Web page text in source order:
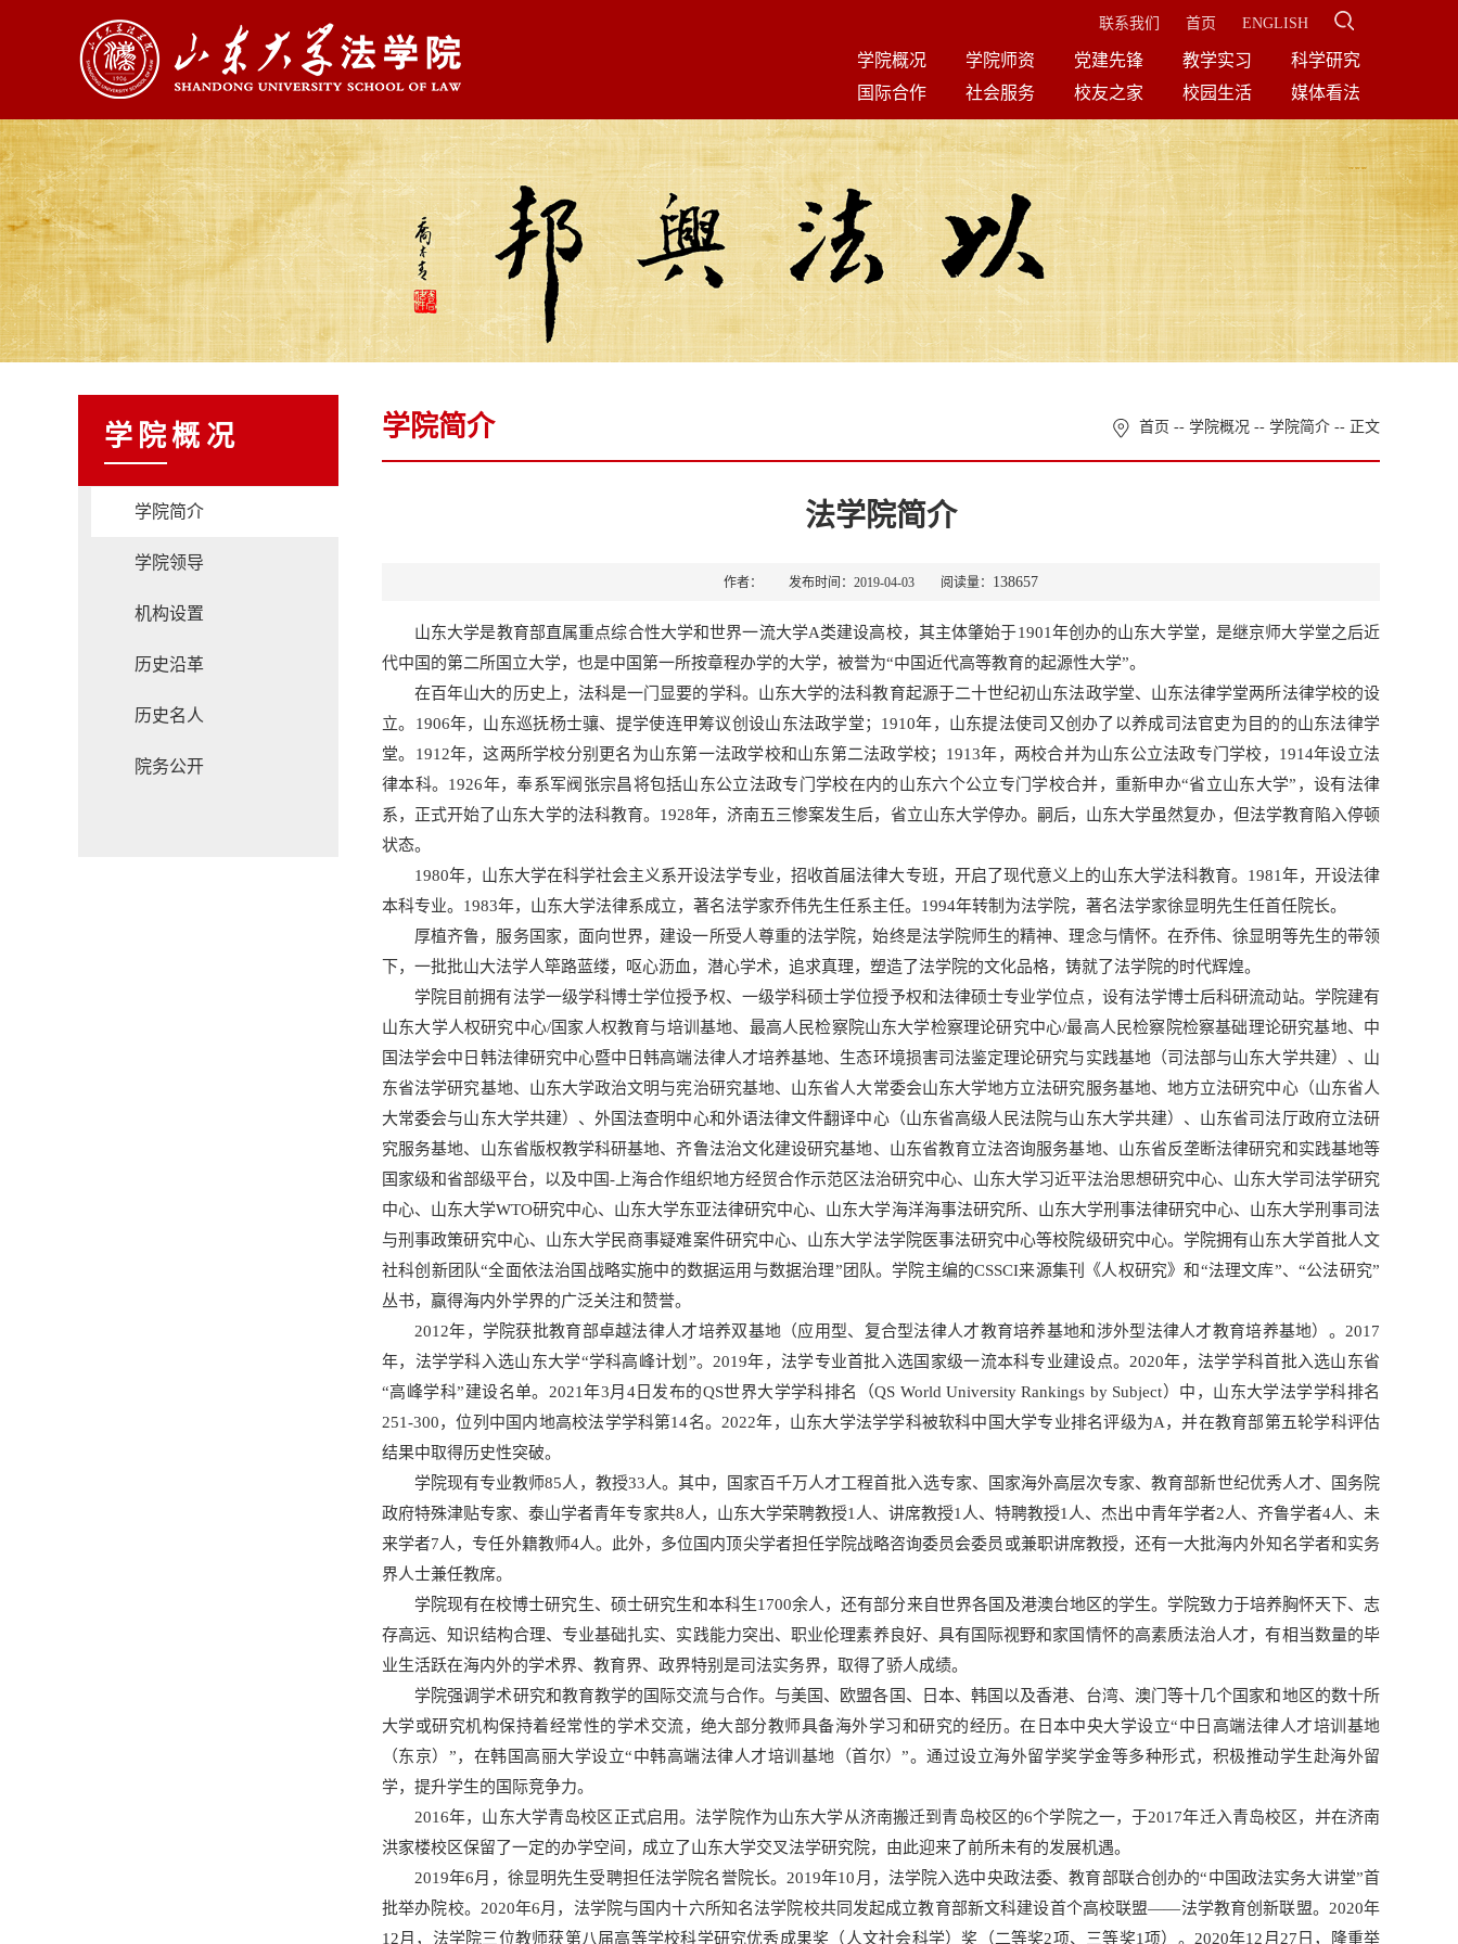
联系我们 首页 ENGLISH
学院概况 学院师资 党建先锋 教学实习
科学研究
国际合作
社会服务 校友之家 校园生活 媒体看法
学院概况
学院简介
学院领导
机构设置
历史沿革
历史名人
院务公开
学院简介 首页 -- 学院概况 -- 学院简介 -- 正文
法学院简介
作者： 发布时间：2019-04-03 阅读量： 138657
山东大学是教育部直属重点综合性大学和世界一流大学A类建设高校，其主体肇始于1901年创办的山东大学堂，是继京师大学堂之后近
代中国的第二所国立大学，也是中国第一所按章程办学的大学，被誉为“中国近代高等教育的起源性大学”。
在百年山大的历史上，法科是一门显要的学科。山东大学的法科教育起源于二十世纪初山东法政学堂、山东法律学堂两所法律学校的设
立。1906年，山东巡抚杨士骧、提学使连甲筹议创设山东法政学堂；1910年，山东提法使司又创办了以养成司法官吏为目的的山东法律学
堂。1912年，这两所学校分别更名为山东第一法政学校和山东第二法政学校；1913年，两校合并为山东公立法政专门学校，1914年设立法
律本科。1926年，奉系军阀张宗昌将包括山东公立法政专门学校在内的山东六个公立专门学校合并，重新申办“省立山东大学”，设有法律
系，正式开始了山东大学的法科教育。1928年，济南五三惨案发生后，省立山东大学停办。嗣后，山东大学虽然复办，但法学教育陷入停顿
状态。
1980年，山东大学在科学社会主义系开设法学专业，招收首届法律大专班，开启了现代意义上的山东大学法科教育。1981年，开设法律
本科专业。1983年，山东大学法律系成立，著名法学家乔伟先生任系主任。1994年转制为法学院，著名法学家徐显明先生任首任院长。
厚植齐鲁，服务国家，面向世界，建设一所受人尊重的法学院，始终是法学院师生的精神、理念与情怀。在乔伟、徐显明等先生的带领
下，一批批山大法学人筚路蓝缕，呕心沥血，潜心学术，追求真理，塑造了法学院的文化品格，铸就了法学院的时代辉煌。
学院目前拥有法学一级学科博士学位授予权、一级学科硕士学位授予权和法律硕士专业学位点，设有法学博士后科研流动站。学院建有
山东大学人权研究中心/国家人权教育与培训基地、最高人民检察院山东大学检察理论研究中心/最高人民检察院检察基础理论研究基地、中
国法学会中日韩法律研究中心暨中日韩高端法律人才培养基地、生态环境损害司法鉴定理论研究与实践基地（司法部与山东大学共建）、山
东省法学研究基地、山东大学政治文明与宪治研究基地、山东省人大常委会山东大学地方立法研究服务基地、地方立法研究中心（山东省人
大常委会与山东大学共建）、外国法查明中心和外语法律文件翻译中心（山东省高级人民法院与山东大学共建）、山东省司法厅政府立法研
究服务基地、山东省版权教学科研基地、齐鲁法治文化建设研究基地、山东省教育立法咨询服务基地、山东省反垄断法律研究和实践基地等
国家级和省部级平台，以及中国-上海合作组织地方经贸合作示范区法治研究中心、山东大学习近平法治思想研究中心、山东大学司法学研究
中心、山东大学WTO研究中心、山东大学东亚法律研究中心、山东大学海洋海事法研究所、山东大学刑事法律研究中心、山东大学刑事司法
与刑事政策研究中心、山东大学民商事疑难案件研究中心、山东大学法学院医事法研究中心等校院级研究中心。学院拥有山东大学首批人文
社科创新团队“全面依法治国战略实施中的数据运用与数据治理”团队。学院主编的CSSCI来源集刊《人权研究》和“法理文库”、“公法研究”
丛书，赢得海内外学界的广泛关注和赞誉。
2012年，学院获批教育部卓越法律人才培养双基地（应用型、复合型法律人才教育培养基地和涉外型法律人才教育培养基地）。2017
年，法学学科入选山东大学“学科高峰计划”。2019年，法学专业首批入选国家级一流本科专业建设点。2020年，法学学科首批入选山东省
“高峰学科”建设名单。2021年3月4日发布的QS世界大学学科排名（QS World University Rankings by Subject）中，山东大学法学学科排名
251-300，位列中国内地高校法学学科第14名。2022年，山东大学法学学科被软科中国大学专业排名评级为A，并在教育部第五轮学科评估
结果中取得历史性突破。
学院现有专业教师85人，教授33人。其中，国家百千万人才工程首批入选专家、国家海外高层次专家、教育部新世纪优秀人才、国务院
政府特殊津贴专家、泰山学者青年专家共8人，山东大学荣聘教授1人、讲席教授1人、特聘教授1人、杰出中青年学者2人、齐鲁学者4人、未
来学者7人，专任外籍教师4人。此外，多位国内顶尖学者担任学院战略咨询委员会委员或兼职讲席教授，还有一大批海内外知名学者和实务
界人士兼任教席。
学院现有在校博士研究生、硕士研究生和本科生1700余人，还有部分来自世界各国及港澳台地区的学生。学院致力于培养胸怀天下、志
存高远、知识结构合理、专业基础扎实、实践能力突出、职业伦理素养良好、具有国际视野和家国情怀的高素质法治人才，有相当数量的毕
业生活跃在海内外的学术界、教育界、政界特别是司法实务界，取得了骄人成绩。
学院强调学术研究和教育教学的国际交流与合作。与美国、欧盟各国、日本、韩国以及香港、台湾、澳门等十几个国家和地区的数十所
大学或研究机构保持着经常性的学术交流，绝大部分教师具备海外学习和研究的经历。在日本中央大学设立“中日高端法律人才培训基地
（东京）”，在韩国高丽大学设立“中韩高端法律人才培训基地（首尔）”。通过设立海外留学奖学金等多种形式，积极推动学生赴海外留
学，提升学生的国际竞争力。
2016年，山东大学青岛校区正式启用。法学院作为山东大学从济南搬迁到青岛校区的6个学院之一，于2017年迁入青岛校区，并在济南
洪家楼校区保留了一定的办学空间，成立了山东大学交叉法学研究院，由此迎来了前所未有的发展机遇。
2019年6月，徐显明先生受聘担任法学院名誉院长。2019年10月，法学院入选中央政法委、教育部联合创办的“中国政法实务大讲堂”首
批举办院校。2020年6月，法学院与国内十六所知名法学院校共同发起成立教育部新文科建设首个高校联盟——法学教育创新联盟。2020年
12月，法学院三位教师获第八届高等学校科学研究优秀成果奖（人文社会科学）奖（二等奖2项、三等奖1项）。2020年12月27日，隆重举